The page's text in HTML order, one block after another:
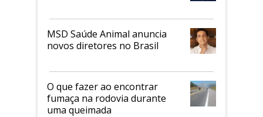
MSD Saúde Animal anuncia
novos diretores no Brasil
O que fazer ao encontrar
fumaça na rodovia durante
uma queimada